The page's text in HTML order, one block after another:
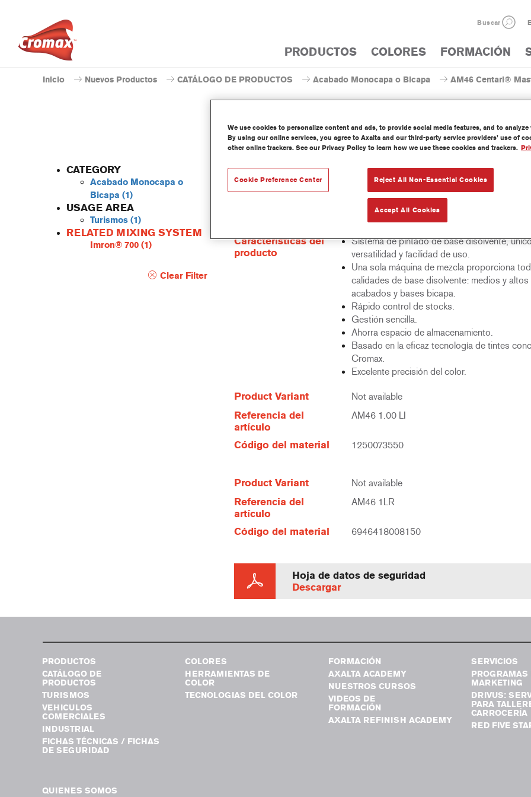
Buscar
PRODUCTOS COLORES FORMACIÓN
Inicio Nuevos Productos CATÁLOGO DE PRODUCTOS Acabado Monocapa o Bicapa AM46 Centari®
CATEGORY
Acabado Monocapa o
Bicapa (1)
USAGE AREA
Turismos (1)
RELATED MIXING SYSTEM
Imron® 700 (1)
Clear Filter
AM46 Centari®
Centari Mastertint es un tinte concentrado de base disolvente que forma
las gamas de acabado y bases bicapa Centari.
Características del
producto
Sistema de pintado de base disolvente,
versatilidad y facilidad de uso.
Una sola máquina de mezcla proporciona
calidades de base disolvente: medios y
acabados y bases bicapa.
Rápido control de stocks.
Gestión sencilla.
Ahorra espacio de almacenamiento.
Basado en la eficaz tecnología de tintes
Cromax.
Excelente precisión del color.
Product Variant Not available
Referencia del
artículo
AM46 1.00 LI
Código del material 1250073550
Product Variant Not available
Referencia del
artículo
AM46 1LR
Código del material 6946418008150
Hoja de datos de seguridad
Descargar
PRODUCTOS
CATÁLOGO DE
PRODUCTOS
TURISMOS
VEHICULOS
COMERCIALES
INDUSTRIAL
FICHAS TÉCNICAS / FICHAS
DE SEGURIDAD
COLORES
HERRAMIENTAS DE
COLOR
TECNOLOGIAS DEL COLOR
FORMACIÓN
AXALTA ACADEMY
NUESTROS CURSOS
VIDEOS DE
FORMACIÓN
AXALTA REFINISH ACADEMY
SERVICIOS
PROGRAMAS
MARKETING
DRIVUS:
PARA
CARROCERÍA
RED FIVE
QUIENES SOMOS
We use cookies to personalize content and ads, to provide social media features, and to
By using our online services, you agree to Axalta and our third-party service providers’ use of
other online trackers. See our Privacy Policy to learn how we use these cookies and trackers.
Reject All Non-Essential Cookies
Accept All Cookies
Cookie Preference Center